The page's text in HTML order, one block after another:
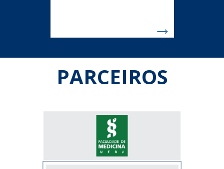
→
PARCEIROS